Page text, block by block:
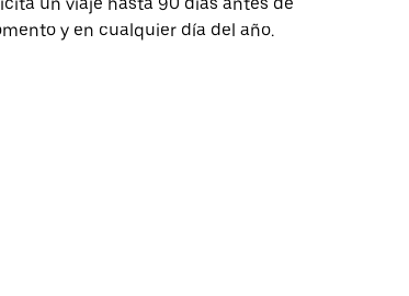
y en cualquier día del año.